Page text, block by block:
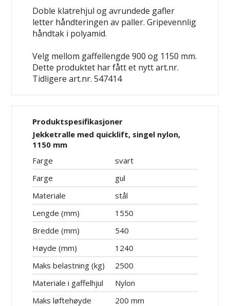
Doble klatrehjul og avrundede gafler
letter håndteringen av paller. Gripevennlig
håndtak i polyamid.
Velg mellom gaffellengde 900 og 1150 mm.
Dette produktet har fått et nytt art.nr.
Tidligere art.nr. 547414
Produktspesifikasjoner
Jekketralle med quicklift, singel nylon,
1150 mm
Farge
svart
Farge
gul
Materiale
stål
Lengde (mm)
1550
Bredde (mm)
540
Høyde (mm)
1240
Maks belastning (kg)
2500
Materiale i gaffelhjul
Nylon
Maks løftehøyde
200 mm